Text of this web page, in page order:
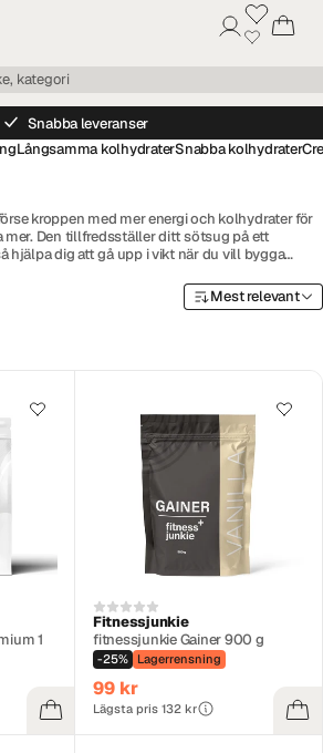
Snabba leveranser
Långsamma kolhydraterSnabba kolhydrater
kroppen med mer energi och kolhydrater för
mer. Den tillfredsställer ditt sötsug på ett
hjälpa dig att gå upp i vikt när du vill bygga
gainer från välkända märken som GAAM,
och Swedish Supplements.
Mest relevant
1
Fitnessjunkie
fitnessjunkie Gainer 900 g
-25% Lagerrensning
99 kr
Lägsta pris 132 kr